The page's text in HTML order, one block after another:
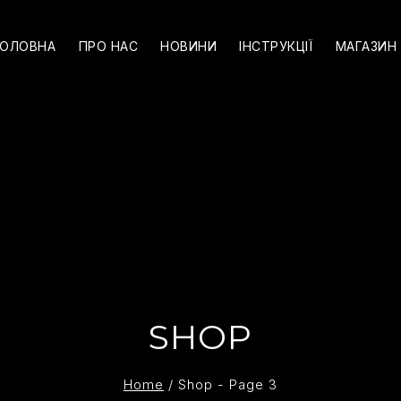
ПРО НАС НОВИНИ ІНСТРУКЦІЇ МАГАЗИН
SHOP
Home / Shop - Page 3